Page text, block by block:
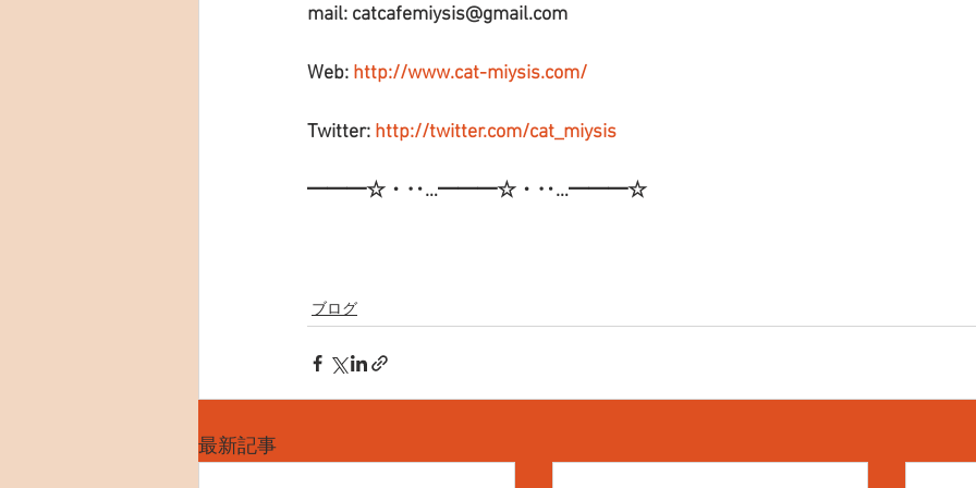
mail: catcafemiysis@gmail.com
Web: http://www.cat-miysis.com/
Twitter: http://twitter.com/cat_miysis
━━━☆・‥…━━━☆・‥…━━━☆
ブログ
最新記事